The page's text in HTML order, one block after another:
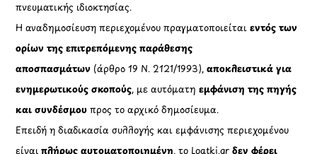
πνευματικής ιδιοκτησίας.
Η αναδημοσίευση περιεχομένου πραγματοποιείταιεντός των
ορίων της επιτρεπόμενης παράθεσης
αποσπασμάτων (άρθρο 19 Ν. 2121/1993), αποκλειστικά για
ενημερωτικούς σκοπούς, με αυτόματηεμφάνιση της πηγής
και συνδέσμου προς το αρχικό δημοσίευμα.
Επειδή η διαδικασία συλλογής και εμφάνισης περιεχομένου
είναιπλήρως αυτοματοποιημένη, το Loatki.grδεν φέρει